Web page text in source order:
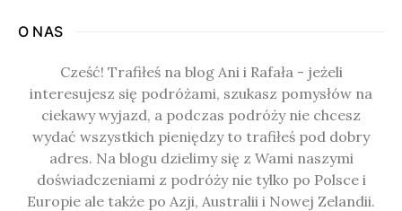
O NAS
Cześć! Trafiłeś na blog Ani i Rafała - jeżeli
interesujesz się podróżami, szukasz pomysłów na
ciekawy wyjazd, a podczas podróży nie chcesz
wydać wszystkich pieniędzy to trafiłeś pod dobry
adres. Na blogu dzielimy się z Wami naszymi
doświadczeniami z podróży nie tylko po Polsce i
Europie ale także po Azji, Australii i Nowej Zelandii.